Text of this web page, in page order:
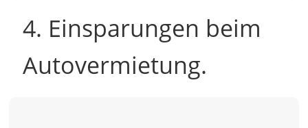
4. Einsparungen beim
Autovermietung.